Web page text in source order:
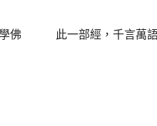
佛
此一部經，千言萬